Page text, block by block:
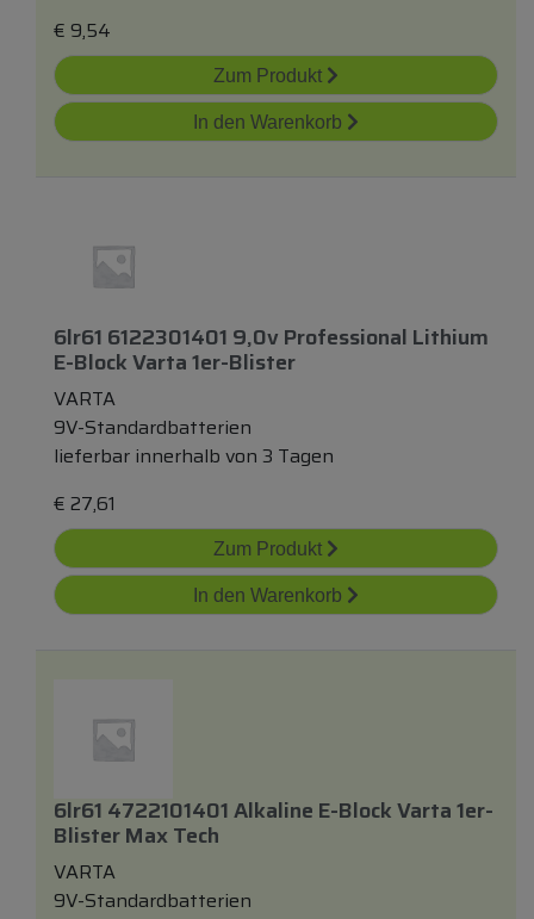
€ 9,54
Zum Produkt
In den Warenkorb
6lr61 6122301401 9,0v Professional Lithium
E-Block Varta 1er-Blister
VARTA
9V-Standardbatterien
lieferbar innerhalb von 3 Tagen
€ 27,61
Zum Produkt
In den Warenkorb
6lr61 4722101401 Alkaline E-Block Varta 1er-
Blister Max Tech
VARTA
9V-Standardbatterien